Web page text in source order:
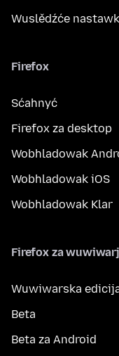
Wuslědźće
Firefox
Sćahnyć
Firefox za desktop
Wobhladowak
Wobhladowak iOS
Wobhladowak Klar
Firefox za
Wuwiwarska
Beta
Beta za Android